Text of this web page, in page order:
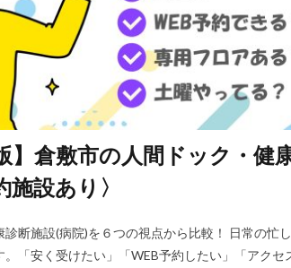
】倉敷市の人間ドック・健
施設あり〉
断施設(病院)を６つの視点から比較！ 日常の忙
「安く受けたい」「WEB予約したい」「アク